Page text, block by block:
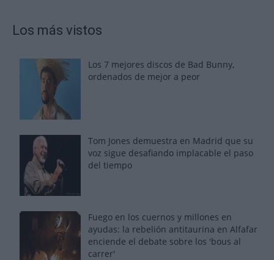
Los más vistos
Los 7 mejores discos de Bad Bunny,
ordenados de mejor a peor
Tom Jones demuestra en Madrid que su
voz sigue desafiando implacable el paso
del tiempo
Fuego en los cuernos y millones en
ayudas: la rebelión antitaurina en Alfafar
enciende el debate sobre los 'bous al
carrer'